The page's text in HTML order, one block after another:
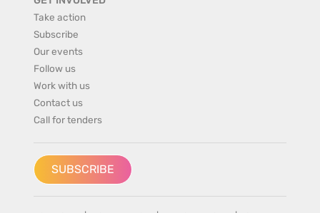
Take action
Subscribe
Our events
Follow us
Work with us
Contact us
Call for tenders
SUBSCRIBE